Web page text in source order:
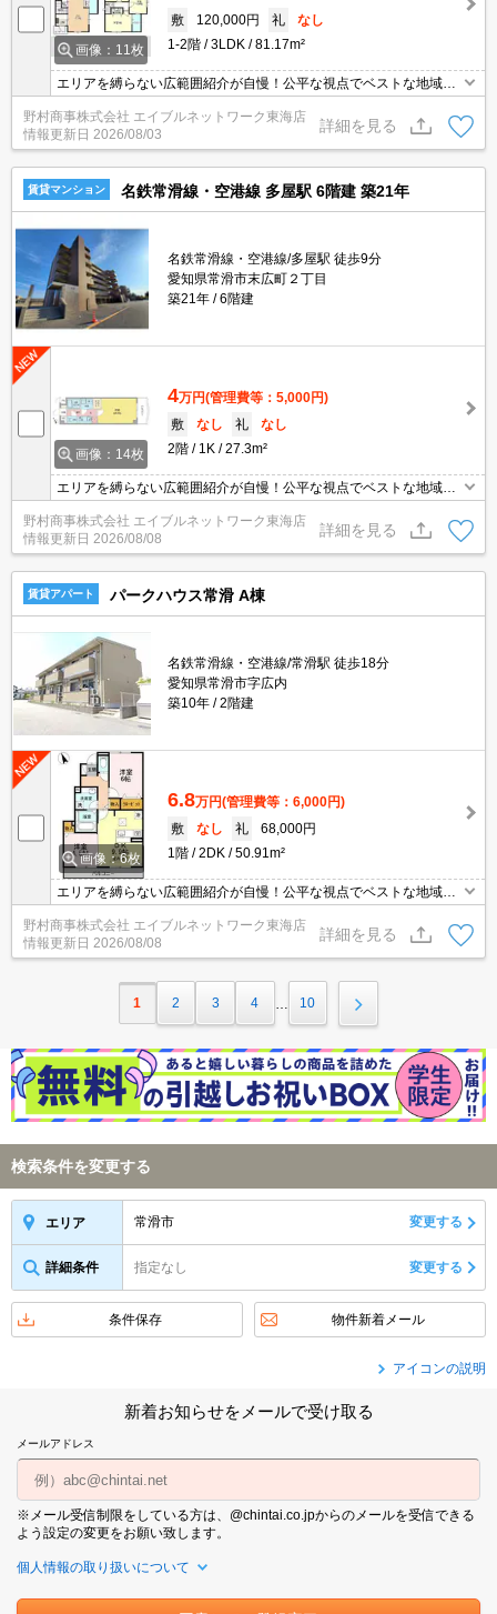
画像：11枚
敷 120,000円 礼
なし
1-2階
3LDK 81.17m²
エリアを縛らない広範囲紹介が自慢！公平な視点でベストな地域を
野村商事株式会社 エイブルネットワーク東海店
情報更新日 2026/08/03
詳細を見る
賃貸マンション 名鉄常滑線・空港線 多屋駅 6階建 築21年
名鉄常滑線・空港線/多屋駅 徒歩9分
愛知県常滑市末広町２丁目
築21年
6階建
画像：14枚
4万円(管理費等：5,000円)
敷
なし 礼
なし
2階
1K 27.3m²
エリアを縛らない広範囲紹介が自慢！公平な視点でベストな地域を
野村商事株式会社 エイブルネットワーク東海店
情報更新日 2026/08/08
詳細を見る
賃貸アパート パークハウス常滑 A棟
名鉄常滑線・空港線/常滑駅 徒歩18分
愛知県常滑市字広内
築10年
2階建
画像：6枚
6.8万円(管理費等：6,000円)
敷
なし 礼
68,000円
1階
2DK 50.91m²
エリアを縛らない広範囲紹介が自慢！公平な視点でベストな地域を
野村商事株式会社 エイブルネットワーク東海店
情報更新日 2026/08/08
詳細を見る
1 2 3 4 10
検索条件を変更する
エリア 常滑市 変更する
詳細条件 指定なし 変更する
条件保存 物件新着メール
アイコンの説明
新着お知らせをメールで受け取る
メールアドレス
※メール受信制限をしている方は、@chintai.co.jpからのメールを受信できる
よう設定の変更をお願い致します。
個人情報の取り扱いについて